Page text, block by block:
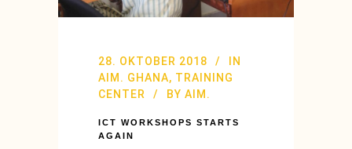
28. OKTOBER 2018
IN
AIM. GHANA, TRAINING
CENTER
BY AIM.
ICT WORKSHOPS STARTS
AGAIN